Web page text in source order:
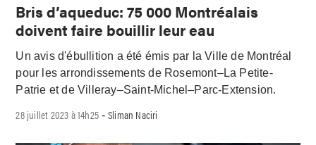
Bris d’aqueduc: 75 000 Montréalais
doivent faire bouillir leur eau
Un avis d'ébullition a été émis par la Ville de Montréal
pour les arrondissements de Rosemont–La Petite-
Patrie et de Villeray–Saint-Michel–Parc-Extension.
28 juillet 2023 à 14h25 -Sliman Naciri